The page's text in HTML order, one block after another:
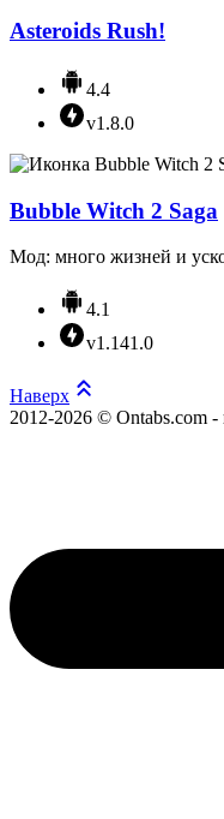
Asteroids Rush!
4.4
v1.8.0
Bubble Witch 2 Saga
Мод: много жизней и
4.1
v1.141.0
Наверх
2012-2026 © Ontabs.com